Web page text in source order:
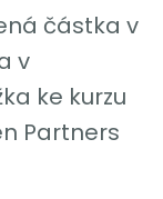
částka v
v
ke kurzu
Partners